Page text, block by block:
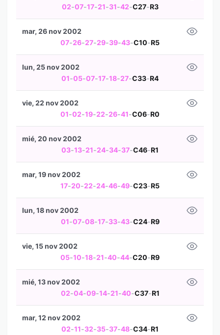
02-07-17-21-31-42-C27-R3
07-26-27-29-39-43-C10-R5
mar, 26 nov 2002
01-05-07-17-18-27-C33-R4
lun, 25 nov 2002
01-02-19-22-26-41-C06-R0
vie, 22 nov 2002
03-13-21-24-34-37-C46-R1
mié, 20 nov 2002
17-20-22-24-46-49-C23-R5
mar, 19 nov 2002
01-07-08-17-33-43-C24-R9
lun, 18 nov 2002
05-10-18-21-40-44-C20-R9
vie, 15 nov 2002
02-04-09-14-21-40-C37-R1
mié, 13 nov 2002
02-11-32-35-37-48-C34-R1
mar, 12 nov 2002